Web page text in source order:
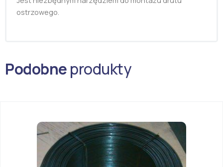
ostrzowego.
Podobneprodukty